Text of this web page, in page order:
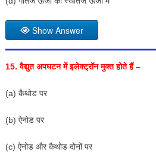
Show Answer
15.वैद्युत अपघटन में इलेक्ट्रॉन मुक्त होते हैं –
(a) कैथोड पर
(b) ऐनोड पर
(c) ऐनोड और कैथोड दोनों पर